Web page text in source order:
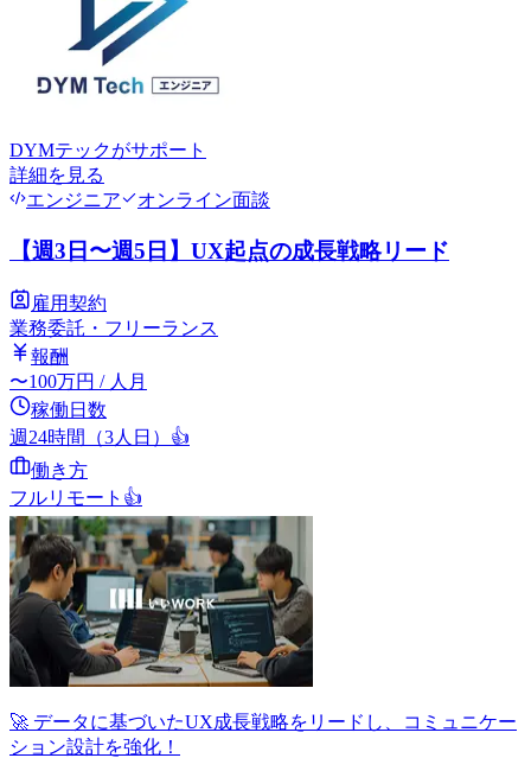
DYMテックがサポート
詳細を見る
エンジニア
オンライン面談
【週3日〜週5日】UX起点の成長戦略リード
雇用契約
業務委託・フリーランス
報酬
〜100万円 / 人月
稼働日数
週24時間（3人日） 👍
働き方
フルリモート 👍
🚀 データに基づいたUX成長戦略をリードし、コミュニケー
ション設計を強化！